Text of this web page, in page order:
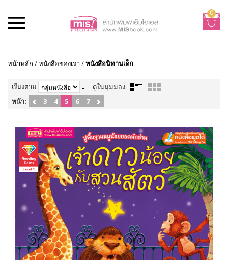
0
หน้าหลัก /หนังสือของเรา /หนังสือนิทานเด็ก
เรียงตาม
ดูในมุมมอง:
หน้า:
3 4 5 6 7